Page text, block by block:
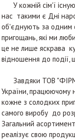
У кожній сім'ї
нас такими є Дні
об'єднують за одним
пригощань, які ми
це не лише яскрава
відношення до події,
Завдяки ТОВ "ФІРМЕ
України, працюючому
кожне з солодких
самого виробу до
Загальний
реалізує свою